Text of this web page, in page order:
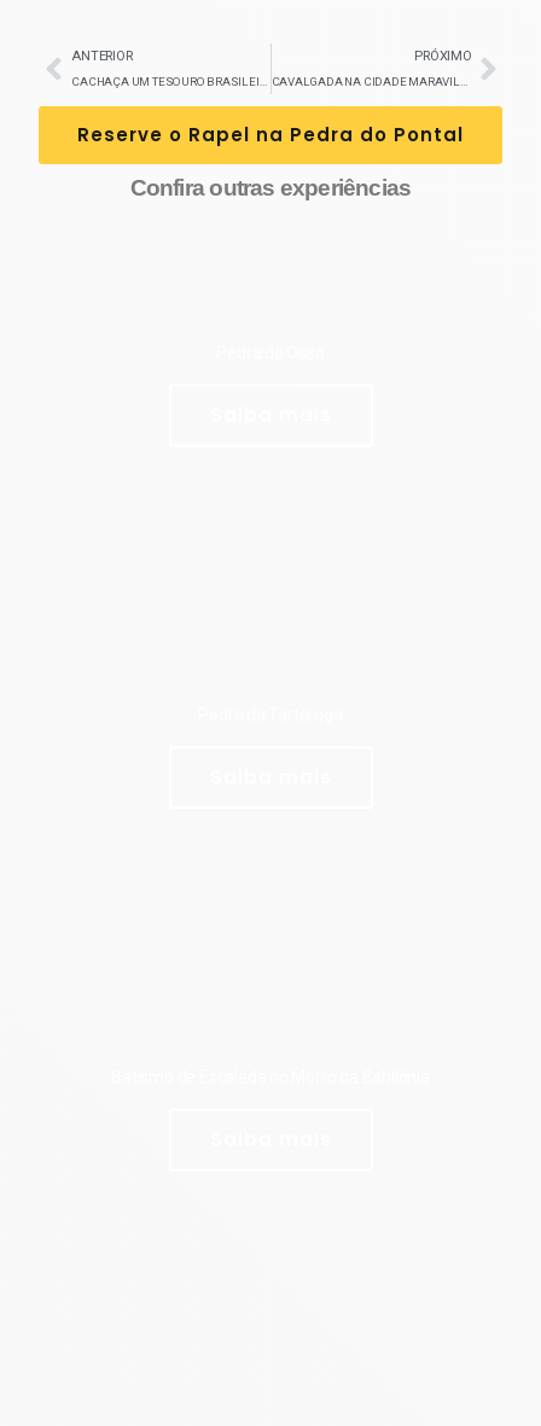
ANTERIOR
CACHAÇA UM TESOURO BRASILEIRO
PRÓXIMO
CAVALGADA NA CIDADE MARAVILHOSA
Reserve o Rapel na Pedra do Pontal
Confira outras experiências